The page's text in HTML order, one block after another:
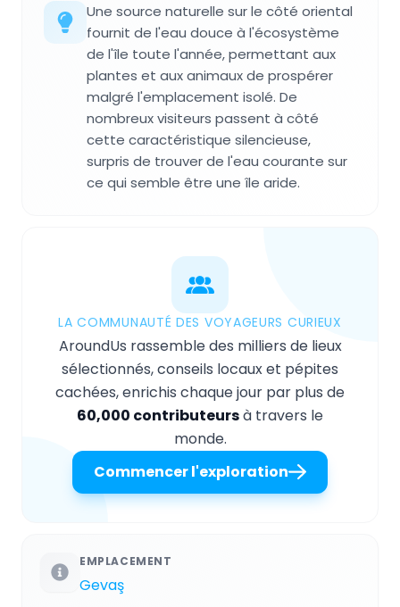
Une source naturelle sur le côté oriental
fournit de l'eau douce à l'écosystème
de l'île toute l'année, permettant aux
plantes et aux animaux de prospérer
malgré l'emplacement isolé. De
nombreux visiteurs passent à côté
cette caractéristique silencieuse,
surpris de trouver de l'eau courante sur
ce qui semble être une île aride.
LA COMMUNAUTÉ DES VOYAGEURS CURIEUX
AroundUs rassemble des milliers de lieux
sélectionnés, conseils locaux et pépites
cachées, enrichis chaque jour par plus de
60,000 contributeursà travers le
monde.
Commencer l'exploration
EMPLACEMENT
Gevaş